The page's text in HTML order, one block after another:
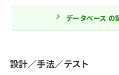
データベース の
設計／手法／テスト